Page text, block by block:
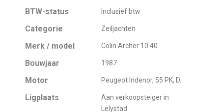
BTW-status Inclusief btw
Categorie Zeiljachten
Merk / model Colin Archer 10.40
Bouwjaar 1987
Motor Peugeot Indenor, 55 PK, D.
Ligplaats
Aan verkoopsteiger in
Lelystad